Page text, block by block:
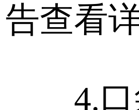
告查看详
4.口